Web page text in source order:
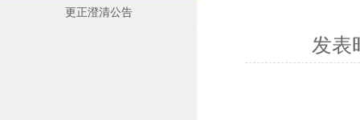
更正澄清公告
发表